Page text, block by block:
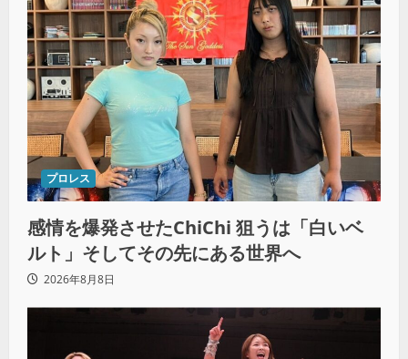
プロレス
感情を爆発させたChiChi 狙うは「白いベ
ルト」そしてその先にある世界へ
2026年8月8日